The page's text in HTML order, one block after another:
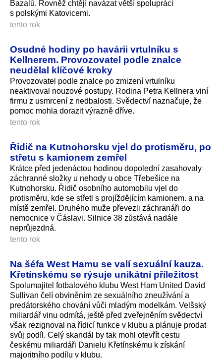
Bazalů. Rovněž chtějí navázat větší spolupráci
s polskými Katovicemi.
tento rok
Osudné hodiny po havárii vrtulníku s
Kellnerem. Provozovatel podle znalce
neudělal klíčové kroky
Provozovatel podle znalce po zmizení vrtulníku
neaktivoval nouzové postupy. Rodina Petra Kellnera viní
firmu z usmrcení z nedbalosti. Svědectví naznačuje, že
pomoc mohla dorazit výrazně dříve.
tento rok
Řidič na Kutnohorsku vjel do protisměru, po
střetu s kamionem zemřel
Krátce před jedenáctou hodinou dopolední zasahovaly
záchranné složky u nehody u obce Třebešice na
Kutnohorsku. Řidič osobního automobilu vjel do
protisměru, kde se střetl s projíždějícím kamionem. a na
místě zemřel. Druhého muže převezli záchranáři do
nemocnice v Čáslavi. Silnice 38 zůstává nadále
neprůjezdná.
tento rok
Na šéfa West Hamu se valí sexuální kauza.
Křetínskému se rýsuje unikátní příležitost
Spolumajitel fotbalového klubu West Ham United David
Sullivan čelí obviněním ze sexuálního zneužívání a
predátorského chování vůči mladým modelkám. Velšský
miliardář vinu odmítá, ještě před zveřejněním svědectví
však rezignoval na řídicí funkce v klubu a plánuje prodat
svůj podíl. Celý skandál by tak mohl otevřít cestu
českému miliardáři Danielu Křetínskému k získání
majoritního podílu v klubu.